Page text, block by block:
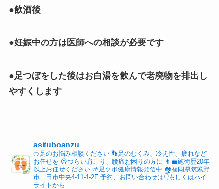
●飲酒後
●妊娠中の方は医師への相談が必要です
●足つぼをした後はお白湯を飲んで老廃物を排出し
やすくします
asituboanzu
🍊足のお悩み相談ください👣足のむくみ、冷え性、疲れなど
お任せを 😣つらい肩こり、腰痛お困りの方に 👨‍💼施術歴20年
以上お任せください🌱足ツボ健康情報発信中 🏘福岡県筑紫野
市二日市中央4-11-1-2F予約、お問い合わせは👇もしくはハイ
ライトから